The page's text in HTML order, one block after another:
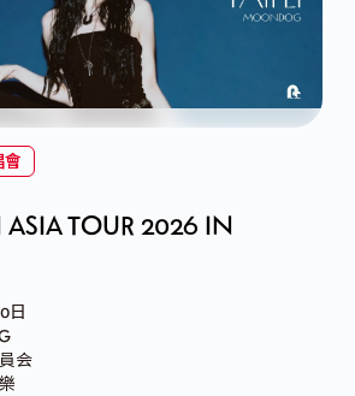
會
TOUR 2026 IN
日
会